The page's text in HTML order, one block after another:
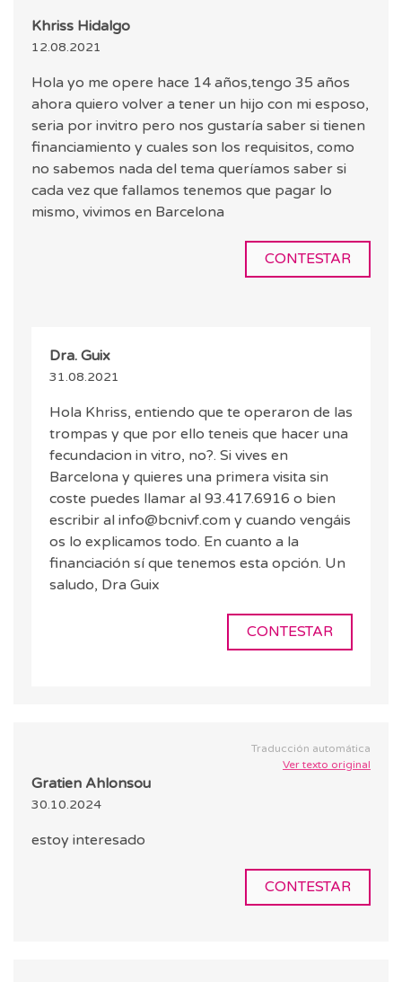
Khriss Hidalgo
12.08.2021
Hola yo me opere hace 14 años,tengo 35 años
ahora quiero volver a tener un hijo con mi esposo,
seria por invitro pero nos gustaría saber si tienen
financiamiento y cuales son los requisitos, como
no sabemos nada del tema queríamos saber si
cada vez que fallamos tenemos que pagar lo
mismo, vivimos en Barcelona
CONTESTAR
Dra. Guix
31.08.2021
Hola Khriss, entiendo que te operaron de las
trompas y que por ello teneis que hacer una
fecundacion in vitro, no?. Si vives en
Barcelona y quieres una primera visita sin
coste puedes llamar al 93.417.6916 o bien
escribir al info@bcnivf.com y cuando vengáis
os lo explicamos todo. En cuanto a la
financiación sí que tenemos esta opción. Un
saludo, Dra Guix
CONTESTAR
Traducción automática
Ver texto original
Gratien Ahlonsou
30.10.2024
estoy interesado
CONTESTAR